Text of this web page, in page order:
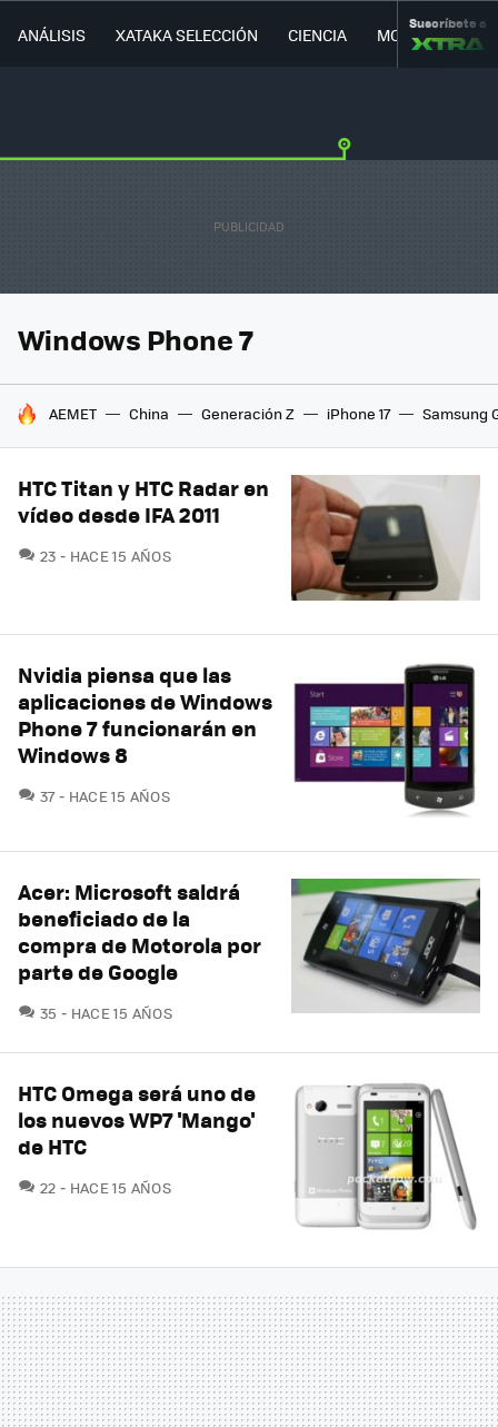
ANÁLISIS XATAKA SELECCIÓN CIENCIA MOVILIDAD
Suscríbete a
Windows Phone 7
HOY SE HABLA DE
AEMET China Generación Z iPhone 17 Samsung
HTC Titan y HTC Radar en
vídeo desde IFA 2011
23 COMENTARIOS
HACE 15 AÑOS
Nvidia piensa que las
aplicaciones de Windows
Phone 7 funcionarán en
Windows 8
37COMENTARIOS
HACE 15 AÑOS
Acer: Microsoft saldrá
beneficiado de la
compra de Motorola por
parte de Google
35 COMENTARIOS
HACE 15 AÑOS
HTC Omega será uno de
los nuevos WP7 'Mango'
de HTC
22 COMENTARIOS
HACE 15 AÑOS